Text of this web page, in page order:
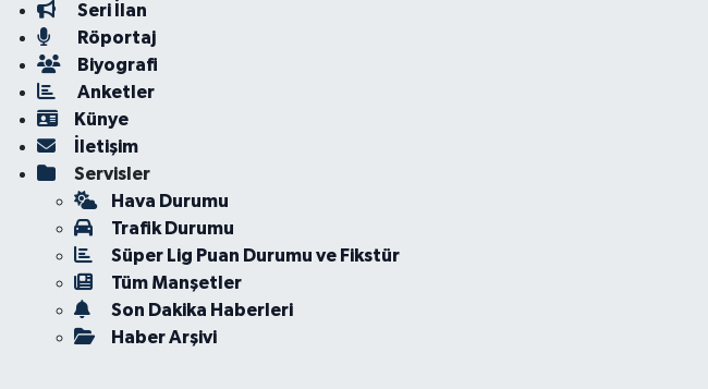
Seri İlan
Röportaj
Biyografi
Anketler
Künye
İletişim
Servisler
Hava Durumu
Trafik Durumu
Süper Lig Puan Durumu ve Fikstür
Tüm Manşetler
Son Dakika Haberleri
Haber Arşivi